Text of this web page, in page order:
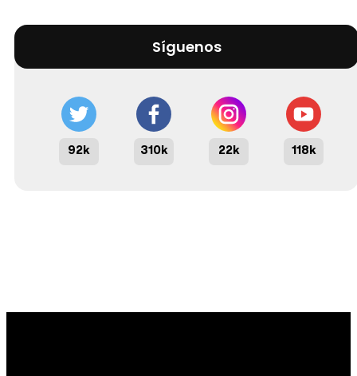
Síguenos
92k 310k 22k 118k